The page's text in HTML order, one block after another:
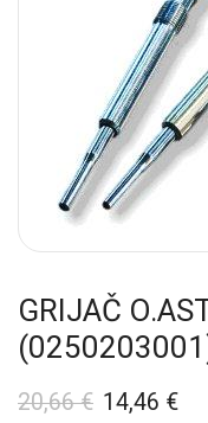
GRIJAČ
20,66€ 14,46 €